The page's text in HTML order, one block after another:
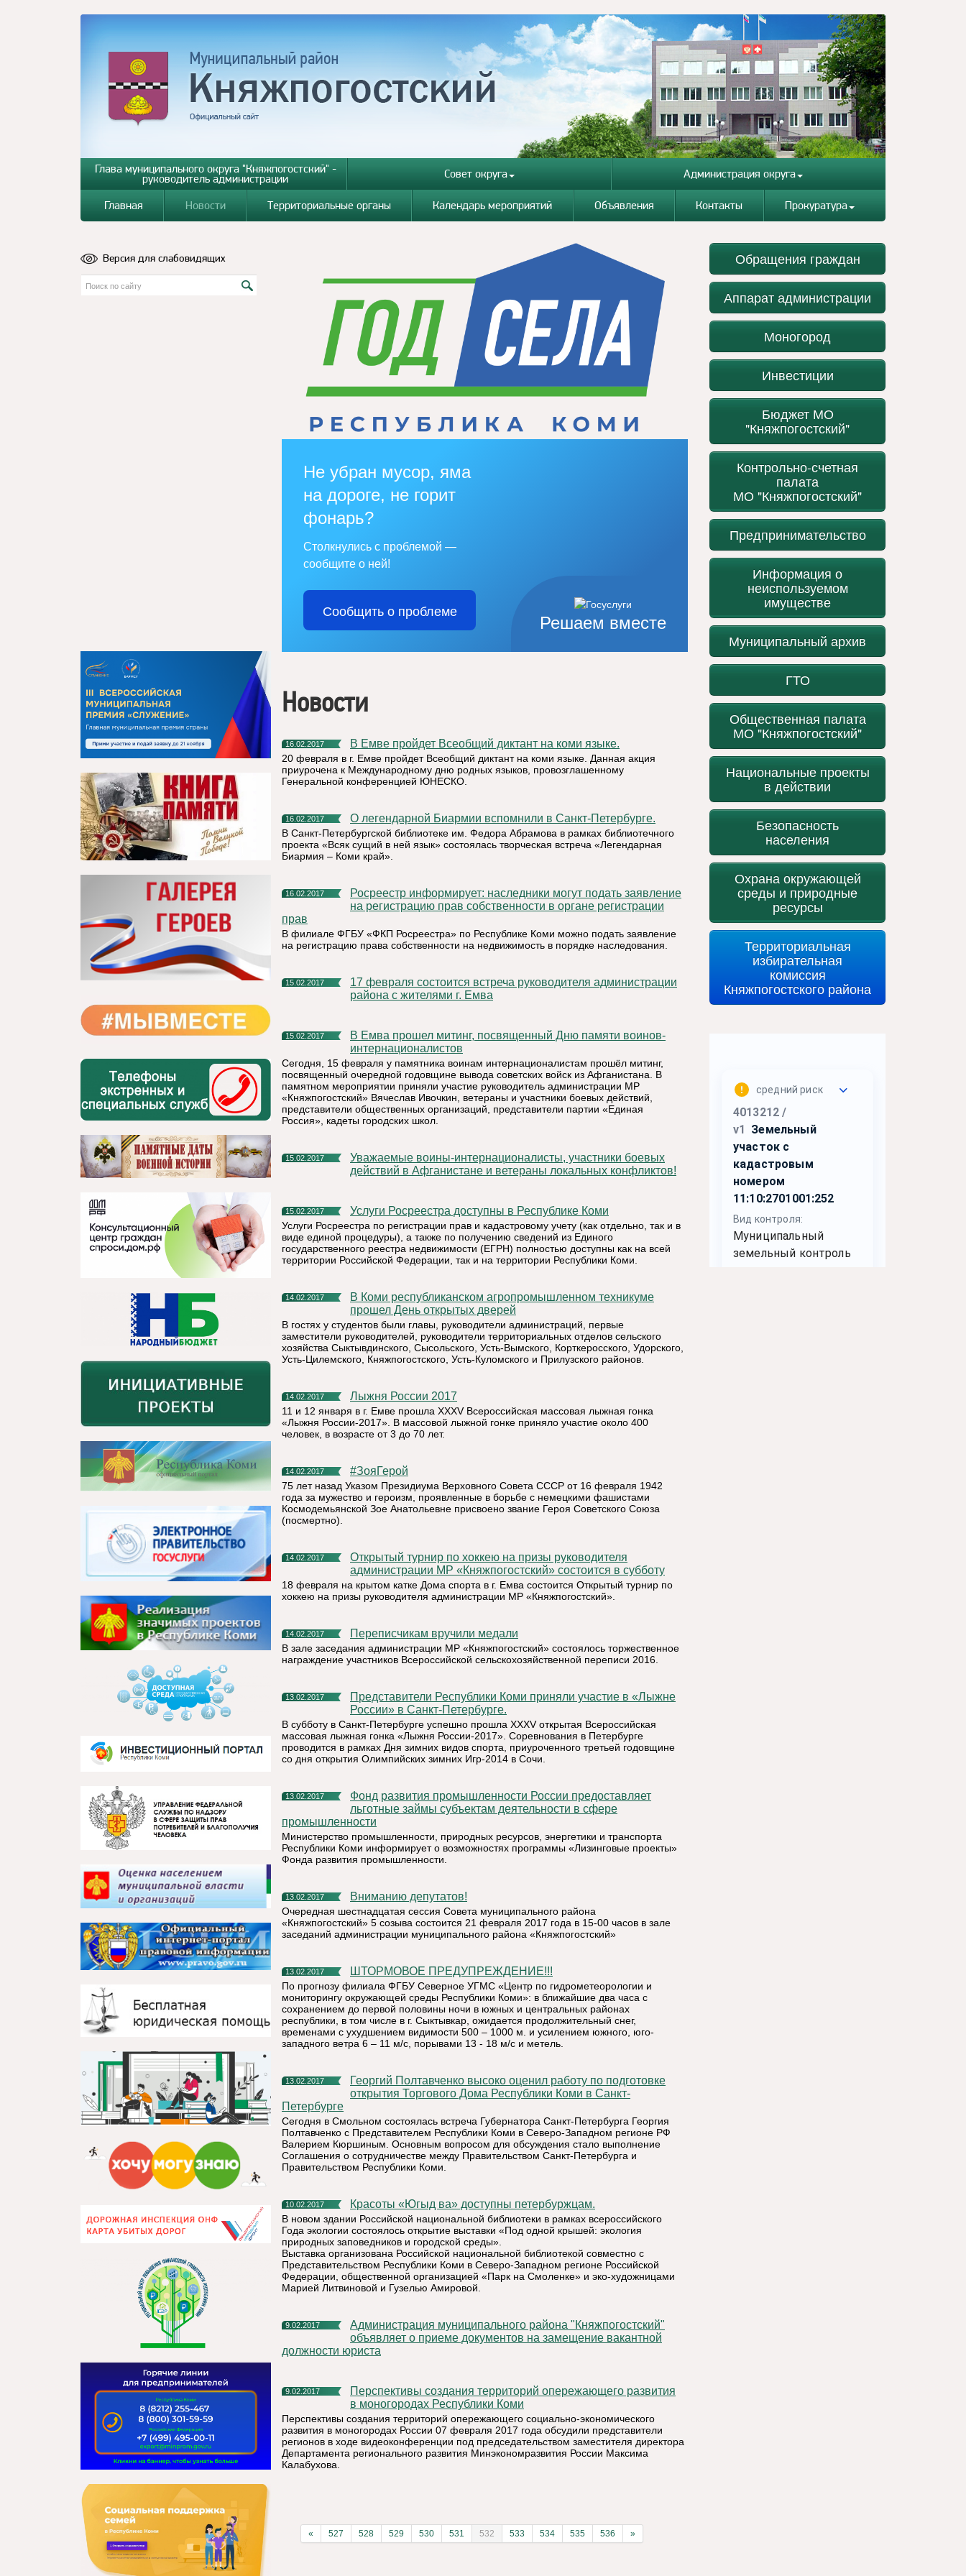
Глава муниципального округа "Княжпогостский" -
руководитель администрации Совет округа Администрация округа
Главная Новости Территориальные органы Календарь мероприятий Объявления Контакты Прокуратура
Версия для слабовидящих
Решаем вместе
Не убран мусор, яма
на дороге, не горит
фонарь?
Столкнулись с проблемой —
сообщите о ней!
Сообщить о проблеме
Новости
16.02.2017 В Емве пройдет Всеобщий диктант на коми языке.
20 февраля в г. Емве пройдет Всеобщий диктант на коми языке. Данная акция
приурочена к Международному дню родных языков, провозглашенному
Генеральной конференцией ЮНЕСКО.
16.02.2017 О легендарной Биармии вспомнили в Санкт-Петербурге.
В Санкт-Петербургской библиотеке им. Федора Абрамова в рамках библиотечного
проекта «Всяк сущий в ней язык» состоялась творческая встреча «Легендарная
Биармия – Коми край».
16.02.2017
Росреестр информирует: наследники могут подать заявление
на регистрацию прав собственности в органе регистрации
прав
В филиале ФГБУ «ФКП Росреестра» по Республике Коми можно подать заявление
на регистрацию права собственности на недвижимость в порядке наследования.
15.02.2017
17 февраля состоится встреча руководителя администрации
района с жителями г. Емва
15.02.2017
В Емва прошел митинг, посвященный Дню памяти воинов-
интернационалистов
Сегодня, 15 февраля у памятника воинам интернационалистам прошёл митинг,
посвященный очередной годовщине вывода советских войск из Афганистана. В
памятном мероприятии приняли участие руководитель администрации МР
«Княжпогостский» Вячеслав Ивочкин, ветераны и участники боевых действий,
представители общественных организаций, представители партии «Единая
Россия», кадеты городских школ.
15.02.2017
Уважаемые воины-интернационалисты, участники боевых
действий в Афганистане и ветераны локальных конфликтов!
15.02.2017 Услуги Росреестра доступны в Республике Коми
Услуги Росреестра по регистрации прав и кадастровому учету (как отдельно, так и в
виде единой процедуры), а также по получению сведений из Единого
государственного реестра недвижимости (ЕГРН) полностью доступны как на всей
территории Российской Федерации, так и на территории Республики Коми.
14.02.2017
В Коми республиканском агропромышленном техникуме
прошел День открытых дверей
В гостях у студентов были главы, руководители администраций, первые
заместители руководителей, руководители территориальных отделов сельского
хозяйства Сыктывдинского, Сысольского, Усть-Вымского, Корткеросского, Удорского,
Усть-Цилемского, Княжпогостского, Усть-Куломского и Прилузского районов.
14.02.2017 Лыжня России 2017
11 и 12 января в г. Емве прошла ХХХV Всероссийская массовая лыжная гонка
«Лыжня России-2017». В массовой лыжной гонке приняло участие около 400
человек, в возрасте от 3 до 70 лет.
14.02.2017 #ЗояГерой
75 лет назад Указом Президиума Верховного Совета СССР от 16 февраля 1942
года за мужество и героизм, проявленные в борьбе с немецкими фашистами
Космодемьянской Зое Анатольевне присвоено звание Героя Советского Союза
(посмертно).
14.02.2017
Открытый турнир по хоккею на призы руководителя
администрации МР «Княжпогостский» состоится в субботу
18 февраля на крытом катке Дома спорта в г. Емва состоится Открытый турнир по
хоккею на призы руководителя администрации МР «Княжпогостский».
14.02.2017 Переписчикам вручили медали
В зале заседания администрации МР «Княжпогостский» состоялось торжественное
награждение участников Всероссийской сельскохозяйственной переписи 2016.
13.02.2017
Представители Республики Коми приняли участие в «Лыжне
России» в Санкт-Петербурге.
В субботу в Санкт-Петербурге успешно прошла XXXV открытая Всероссийская
массовая лыжная гонка «Лыжня России-2017». Соревнования в Петербурге
проводится в рамках Дня зимних видов спорта, приуроченного третьей годовщине
со дня открытия Олимпийских зимних Игр-2014 в Сочи.
13.02.2017
Фонд развития промышленности России предоставляет
льготные займы субъектам деятельности в сфере
промышленности
Министерство промышленности, природных ресурсов, энергетики и транспорта
Республики Коми информирует о возможностях программы «Лизинговые проекты»
Фонда развития промышленности.
13.02.2017 Вниманию депутатов!
Очередная шестнадцатая сессия Совета муниципального района
«Княжпогостский» 5 созыва состоится 21 февраля 2017 года в 15-00 часов в зале
заседаний администрации муниципального района «Княжпогостский»
13.02.2017 ШТОРМОВОЕ ПРЕДУПРЕЖДЕНИЕ!!!
По прогнозу филиала ФГБУ Северное УГМС «Центр по гидрометеорологии и
мониторингу окружающей среды Республики Коми»: в ближайшие два часа с
сохранением до первой половины ночи в южных и центральных районах
республики, в том числе в г. Сыктывкар, ожидается продолжительный снег,
временами с ухудшением видимости 500 – 1000 м. и усилением южного, юго-
западного ветра 6 – 11 м/с, порывами 13 - 18 м/с и метель.
13.02.2017
Георгий Полтавченко высоко оценил работу по подготовке
открытия Торгового Дома Республики Коми в Санкт-
Петербурге
Сегодня в Смольном состоялась встреча Губернатора Санкт-Петербурга Георгия
Полтавченко с Представителем Республики Коми в Северо-Западном регионе РФ
Валерием Кюршиным. Основным вопросом для обсуждения стало выполнение
Соглашения о сотрудничестве между Правительством Санкт-Петербурга и
Правительством Республики Коми.
10.02.2017 Красоты «Югыд ва» доступны петербуржцам.
В новом здании Российской национальной библиотеки в рамках всероссийского
Года экологии состоялось открытие выставки «Под одной крышей: экология
природных заповедников и городской среды».
Выставка организована Российской национальной библиотекой совместно с
Представительством Республики Коми в Северо-Западном регионе Российской
Федерации, общественной организацией «Парк на Смоленке» и эко-художницами
Марией Литвиновой и Гузелью Амировой.
9.02.2017
Администрация муниципального района "Княжпогостский"
объявляет о приеме документов на замещение вакантной
должности юриста
9.02.2017
Перспективы создания территорий опережающего развития
в моногородах Республики Коми
Перспективы создания территорий опережающего социально-экономического
развития в моногородах России 07 февраля 2017 года обсудили представители
регионов в ходе видеоконференции под председательством заместителя директора
Департамента регионального развития Минэкономразвития России Максима
Калабухова.
« 527 528 529 530 531 532 533 534 535 536 »
Обращения граждан
Аппарат администрации
Моногород
Инвестиции
Бюджет МО
"Княжпогостский"
Контрольно-счетная
палата
МО "Княжпогостский"
Предпринимательство
Информация о
неиспользуемом
имуществе
Муниципальный архив
ГТО
Общественная палата
МО "Княжпогостский"
Национальные проекты
в действии
Безопасность
населения
Охрана окружающей
среды и природные
ресурсы
Территориальная
избирательная
комиссия
Княжпогостского района